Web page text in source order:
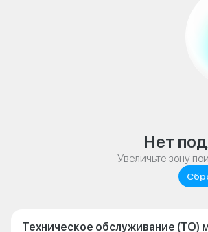
Нет
Увеличьте зону
Техническое обслуживание (ТО)